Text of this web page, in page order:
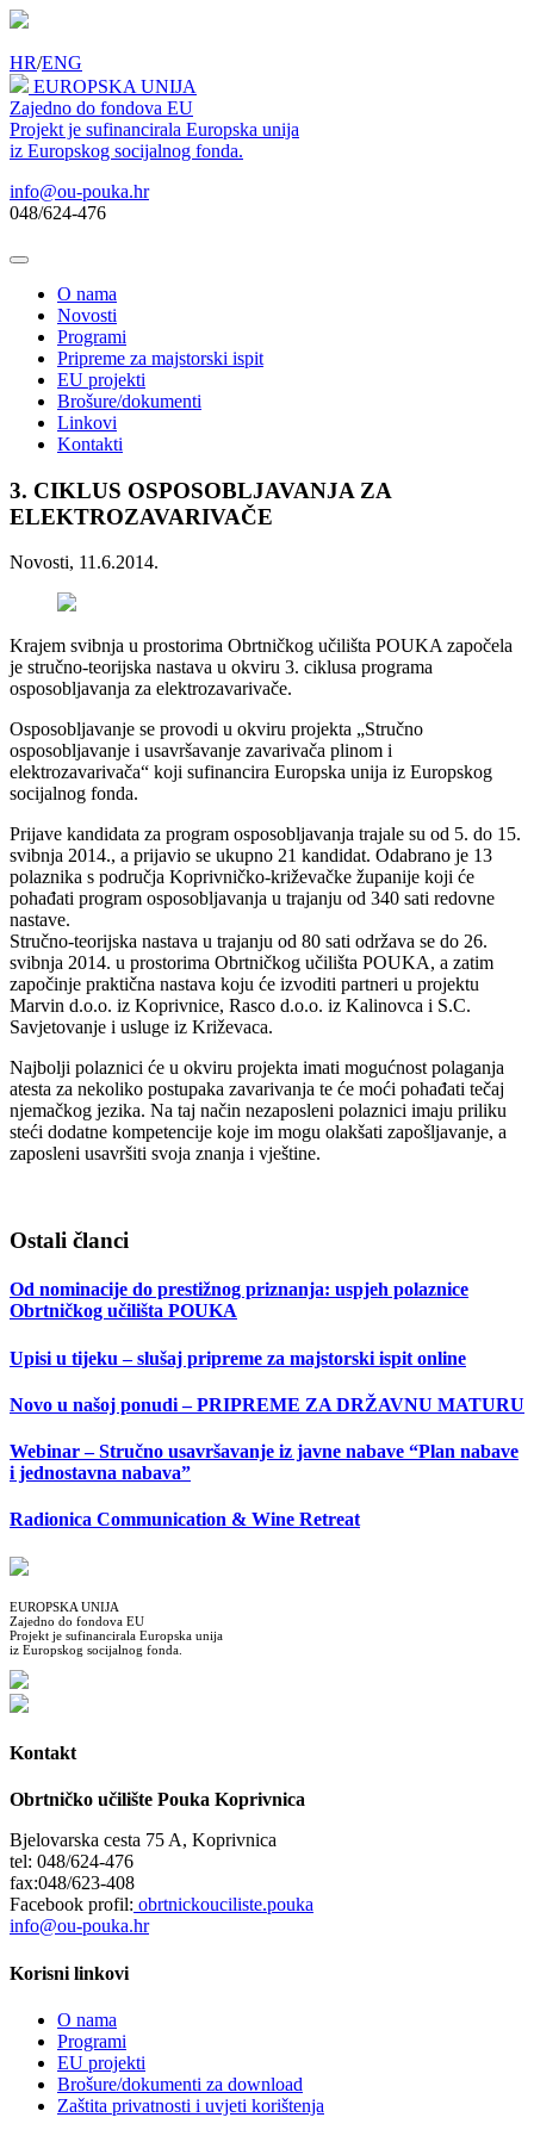
HR/ENG
EUROPSKA UNIJA
Zajedno do fondova EU
Projekt je sufinancirala Europska unija
iz Europskog socijalnog fonda.
info@ou-pouka.hr
048/624-476
O nama
Novosti
Programi
Pripreme za majstorski ispit
EU projekti
Brošure/dokumenti
Linkovi
Kontakti
3. CIKLUS OSPOSOBLJAVANJA ZA
ELEKTROZAVARIVAČE
Novosti, 11.6.2014.
Krajem svibnja u prostorima Obrtničkog učilišta POUKA započela
je stručno-teorijska nastava u okviru 3. ciklusa programa
osposobljavanja za elektrozavarivače.
Osposobljavanje se provodi u okviru projekta „Stručno
osposobljavanje i usavršavanje zavarivača plinom i
elektrozavarivača“ koji sufinancira Europska unija iz Europskog
socijalnog fonda.
Prijave kandidata za program osposobljavanja trajale su od 5. do 15.
svibnja 2014., a prijavio se ukupno 21 kandidat. Odabrano je 13
polaznika s područja Koprivničko-križevačke županije koji će
pohađati program osposobljavanja u trajanju od 340 sati redovne
nastave.
Stručno-teorijska nastava u trajanju od 80 sati održava se do 26.
svibnja 2014. u prostorima Obrtničkog učilišta POUKA, a zatim
započinje praktična nastava koju će izvoditi partneri u projektu
Marvin d.o.o. iz Koprivnice, Rasco d.o.o. iz Kalinovca i S.C.
Savjetovanje i usluge iz Križevaca.
Najbolji polaznici će u okviru projekta imati mogućnost polaganja
atesta za nekoliko postupaka zavarivanja te će moći pohađati tečaj
njemačkog jezika. Na taj način nezaposleni polaznici imaju priliku
steći dodatne kompetencije koje im mogu olakšati zapošljavanje, a
zaposleni usavršiti svoja znanja i vještine.
Ostali članci
Od nominacije do prestižnog priznanja: uspjeh polaznice
Obrtničkog učilišta POUKA
Upisi u tijeku – slušaj pripreme za majstorski ispit online
Novo u našoj ponudi – PRIPREME ZA DRŽAVNU MATURU
Webinar – Stručno usavršavanje iz javne nabave “Plan nabave
i jednostavna nabava”
Radionica Communication & Wine Retreat
EUROPSKA UNIJA
Zajedno do fondova EU
Projekt je sufinancirala Europska unija
iz Europskog socijalnog fonda.
Kontakt
Obrtničko učilište Pouka Koprivnica
Bjelovarska cesta 75 A, Koprivnica
tel: 048/624-476
fax:048/623-408
Facebook profil: obrtnickouciliste.pouka
info@ou-pouka.hr
Korisni linkovi
O nama
Programi
EU projekti
Brošure/dokumenti za download
Zaštita privatnosti i uvjeti korištenja